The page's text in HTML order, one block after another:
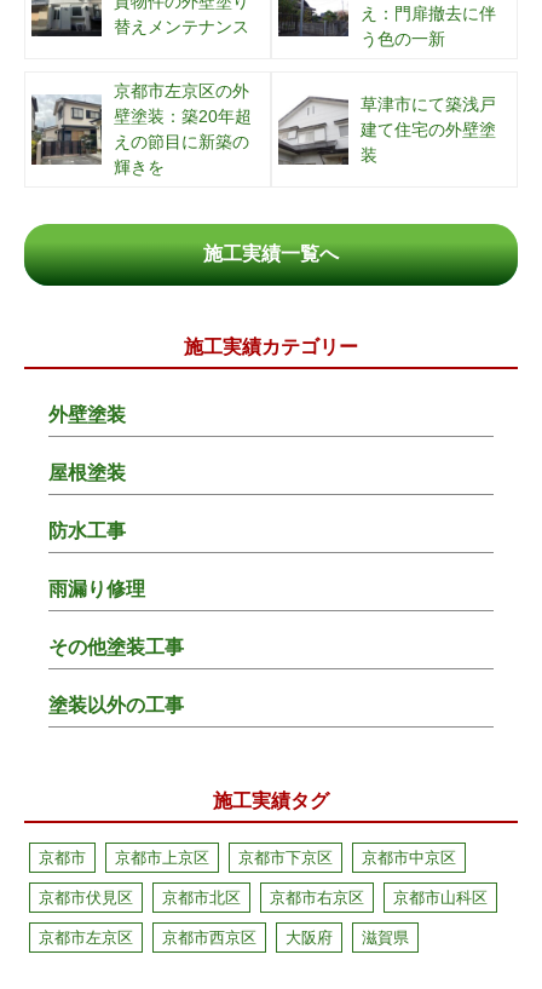
替えメンテナンス
え：門扉撤去に伴
う色の一新
京都市左京区の外
壁塗装：築20年超
えの節目に新築の
輝きを
草津市にて築浅戸
建て住宅の外壁塗
装
施工実績一覧へ
施工実績カテゴリー
外壁塗装
屋根塗装
防水工事
雨漏り修理
その他塗装工事
塗装以外の工事
施工実績タグ
京都市 京都市上京区 京都市下京区 京都市中京区
京都市伏見区 京都市北区 京都市右京区 京都市山科区
京都市左京区 京都市西京区 大阪府 滋賀県